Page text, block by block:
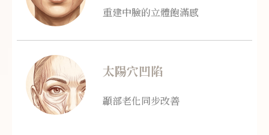
重建中臉的立體飽滿感
太陽穴凹陷
顳部老化同步改善